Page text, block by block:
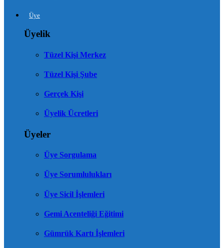
Üye
Üyelik
Tüzel Kişi Merkez
Tüzel Kişi Şube
Gerçek Kişi
Üyelik Ücretleri
Üyeler
Üye Sorgulama
Üye Sorumlulukları
Üye Sicil İşlemleri
Gemi Acenteliği Eğitimi
Gümrük Kartı İşlemleri